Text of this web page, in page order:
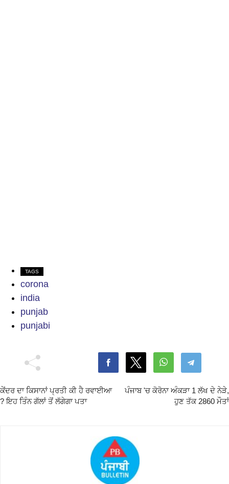
TAGS
corona
india
punjab
punjabi
ਕੇਂਦਰ ਦਾ ਕਿਸਾਨਾਂ ਪ੍ਰਤੀ ਕੀ ਹੈ ਰਵਾਈਆ
? ਇਹ ਤਿੰਨ ਗੱਲਾਂ ਤੋਂ ਲੱਗੇਗਾ ਪਤਾ
ਪੰਜਾਬ 'ਚ ਕੋਰੋਨਾ ਅੰਕੜਾ 1 ਲੱਖ ਦੇ ਨੇੜੇ,
ਹੁਣ ਤੱਕ 2860 ਮੌਤਾਂ